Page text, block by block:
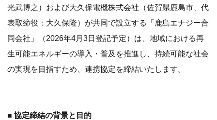
光武博之）および大久保電機株式会社（佐賀県鹿島市、代
表取締役：大久保隆）が共同で設立する「鹿島エナジー合
同会社」（2026年4月3日登記予定）は、地域における再
生可能エネルギーの導入・普及を推進し、持続可能な社会
の実現を目指すため、連携協定を締結いたします。
■ 協定締結の背景と目的